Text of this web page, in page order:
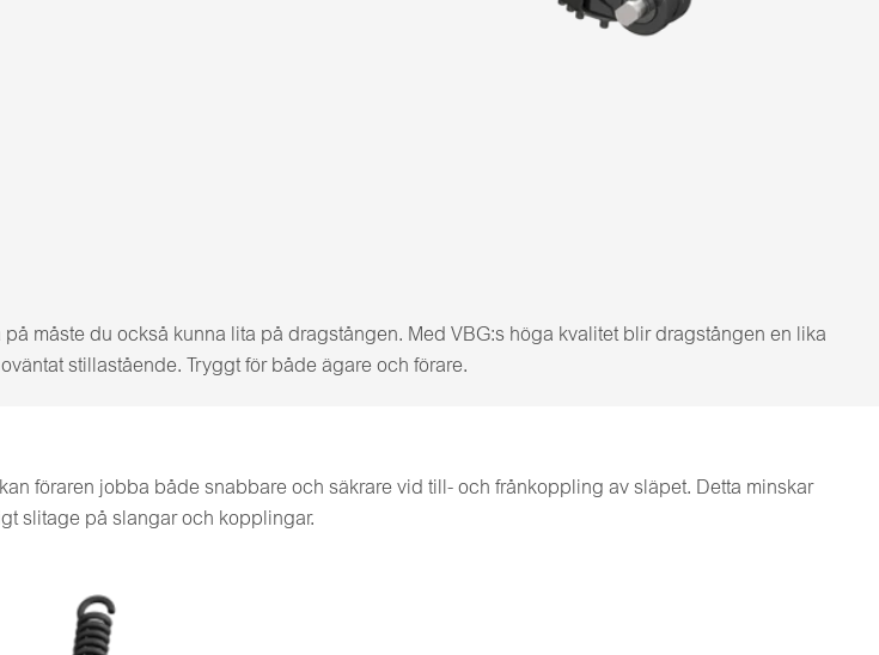
måste du också kunna lita på dragstången. Med VBG:s höga kvalitet blir dragstången en lika
stillastående. Tryggt för både ägare och förare.
föraren jobba både snabbare och säkrare vid till- och frånkoppling av släpet. Detta minskar
slitage på slangar och kopplingar.